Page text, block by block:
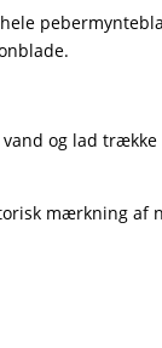
og lad
mærkning af